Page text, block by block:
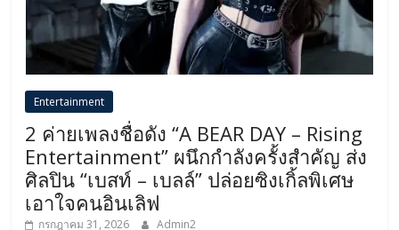
Entertainment
2 ค่ายเพลงชื่อดัง “A BEAR DAY – Rising
Entertainment” ผนึกกำลังครั้งสำคัญ ส่ง
ศิลปิน “เบสท์ – เบลล์” ปล่อยซิงเกิ้ลพิเศษ
เอาใจคนอินเลิฟ
กรกฎาคม 31, 2026 Admin2